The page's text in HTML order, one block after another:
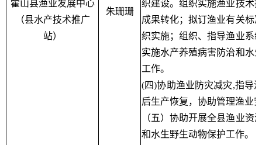
霍山县渔业发展中心
（县水产技术推广
站）
朱珊珊
织建设。组织实施渔业技术
成果转化；拟订渔业有关标
织实施；组织、指导渔业系
实施水产养殖病害防治和水
工作。
(四)协助渔业防灾减灾,指导
后生产恢复，协助管理渔业
（五）协助开展全县渔业资
和水生野生动物保护工作。